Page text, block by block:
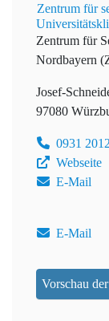
Zentrum für
Zentrum für
Nordbayern
Josef-
97080
0931
Webseite
E-Mail
E-Mail
Vorschau